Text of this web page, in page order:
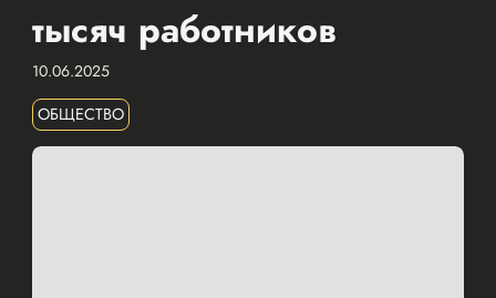
тысяч работников
10.06.2025
ОБЩЕСТВО